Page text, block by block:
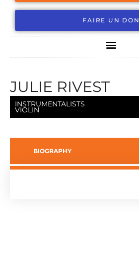
FAIRE UN DON
JULIE RIVEST
INSTRUMENTALISTS
VIOLIN
BIOGRAPHY